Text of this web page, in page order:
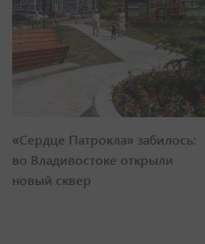
«Сердце Патрокла» забилось:
во Владивостоке открыли
новый сквер